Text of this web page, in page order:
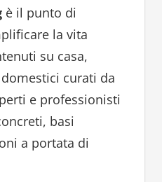
è il punto di
la vita
su casa,
curati da
e professionisti
basi
a portata di